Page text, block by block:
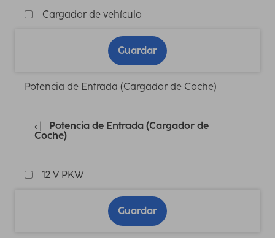
Cargador de vehículo
Guardar
Potencia de Entrada (Cargador de Coche)
Potencia de Entrada (Cargador de
Coche)
12 V PKW
Guardar